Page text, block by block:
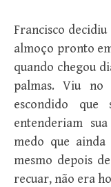
Francisco
almoço pronto
quando chegou
palmas. Viu
escondido que
entenderiam
medo que
mesmo depois
recuar, não era